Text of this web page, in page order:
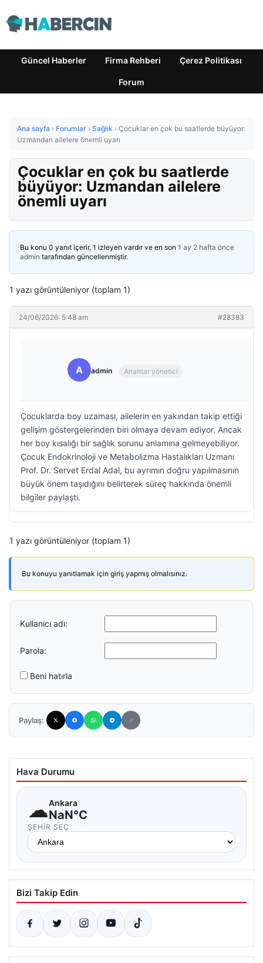
Güncel Haberler Firma Rehberi Çerez Politikası
Forum
Ana sayfa › Forumlar › Sağlık › Çocuklar en çok bu saatlerde büyüyor:
Uzmandan ailelere önemli uyarı
Çocuklar en çok bu saatlerde
büyüyor: Uzmandan ailelere
önemli uyarı
Bu konu 0 yanıt içerir, 1 izleyen vardır ve en son 1 ay 2 hafta önce
admin tarafından güncellenmiştir.
1 yazı görüntüleniyor (toplam 1)
24/06/2026: 5:48 am #28383
A admin Anahtar yönetici
Çocuklarda boy uzaması, ailelerin en yakından takip ettiği
gelişim göstergelerinden biri olmaya devam ediyor. Ancak
her boy kısalığı bir sağlık sorunu anlamına gelmeyebiliyor.
Çocuk Endokrinoloji ve Metabolizma Hastalıkları Uzmanı
Prof. Dr. Servet Erdal Adal, bu ayrımın doğru yapılmasının
büyük önem taşıdığını belirterek süreç hakkında önemli
bilgiler paylaştı.
1 yazı görüntüleniyor (toplam 1)
Bu konuyu yanıtlamak için giriş yapmış olmalısınız.
Kullanıcı adı:
Parola:
Beni hatırla
Paylaş:
Hava Durumu
☁Ankara
NaN°C
ŞEHIR SEÇ
Bizi Takip Edin